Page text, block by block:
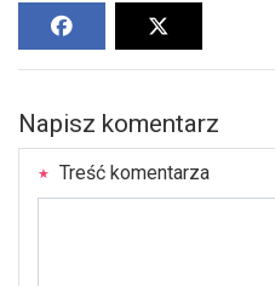
Napisz komentarz
Treść komentarza